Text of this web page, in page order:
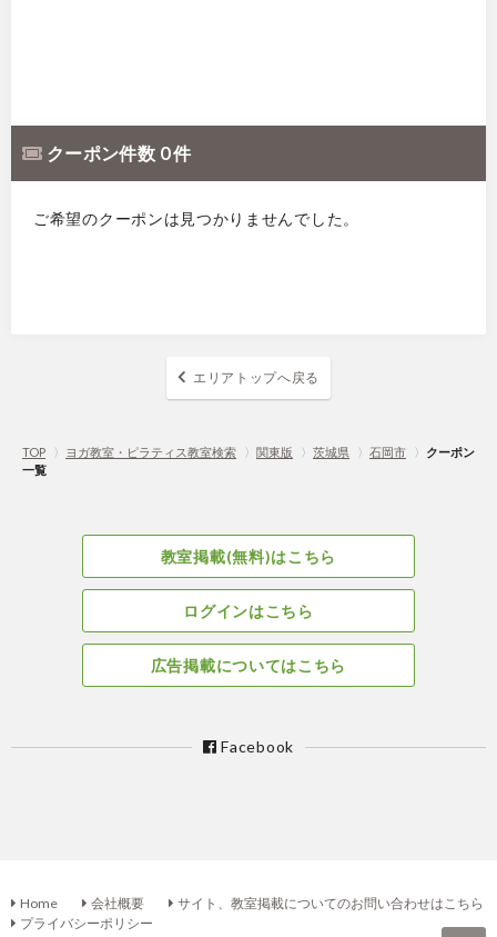
クーポン件数 0 件
ご希望のクーポンは見つかりませんでした。
エリアトップへ戻る
TOP 〉 ヨガ教室・ピラティス教室検索 〉 関東版 〉 茨城県 〉 石岡市 〉 クーポン
一覧
教室掲載(無料)はこちら
ログインはこちら
広告掲載についてはこちら
Facebook
Home 会社概要
サイト、教室掲載についてのお問い合わせはこちら
プライバシーポリシー